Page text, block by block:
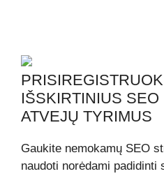
IŠSKIRTINIUS SEO
ATVEJŲ TYRIMUS
Gaukite nemokamų SEO
naudoti norėdami